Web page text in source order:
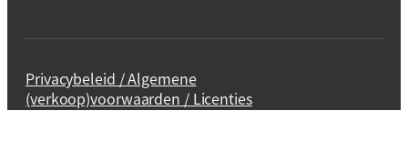
Privacybeleid / Algemene
(verkoop)voorwaarden / Licenties